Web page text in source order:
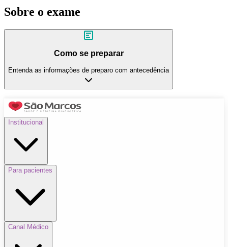
Sobre o exame
Como se preparar
Entenda as informações de preparo com antecedência
Institucional
Para pacientes
Canal Médico